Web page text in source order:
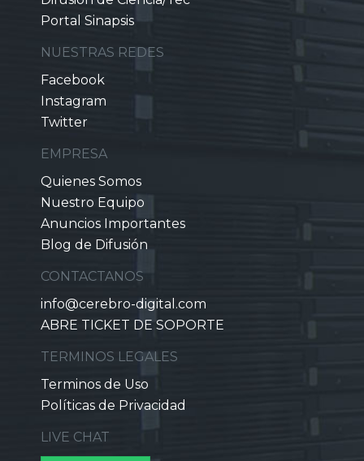
Portal Sinapsis
NUESTRAS REDES
Facebook
Instagram
Twitter
EMPRESA
Quienes Somos
Nuestro Equipo
Anuncios Importantes
Blog de Difusión
CONTACTANOS
info@cerebro-digital.com
ABRE TICKET DE SOPORTE
TERMINOS LEGALES
Terminos de Uso
Políticas de Privacidad
LIVE CHAT